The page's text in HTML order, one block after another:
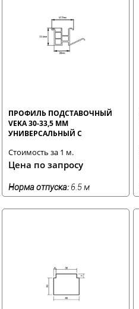
ПРОФИЛЬ ПОДСТАВОЧНЫЙ
VEKA 30-33,5 ММ
УНИВЕРСАЛЬНЫЙ С
Стоимость за 1 м.
Цена по запросу
Норма отпуска: 6.5 м